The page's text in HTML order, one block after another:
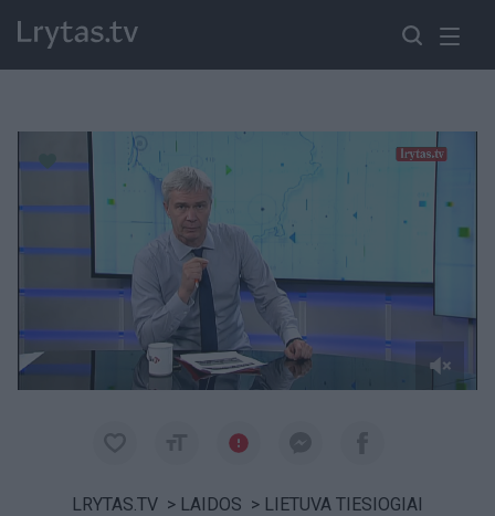
Paremkite Ukrainą
LRYTAS.TV > LAIDOS > LIETUVA TIESIOGIAI